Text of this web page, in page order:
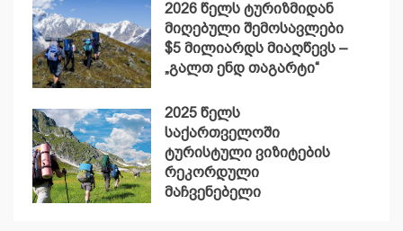
2026 წელს ტურიზმიდან
მიღებული შემოსავლები
$5 მილიარდს მიაღწევს –
„გალთ ენდ თაგარტი“
2025 წელს
საქართველოში
ტურისტული ვიზიტების
რეკორდული
მაჩვენებელი